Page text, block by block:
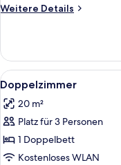
Weitere Details
Weitere
Alle
Fotos
für
Doppelzimmer
anzeigen
13
Doppelzimmer
20 m²
Platz für 3 Personen
1 Doppelbett
Kostenloses WLAN